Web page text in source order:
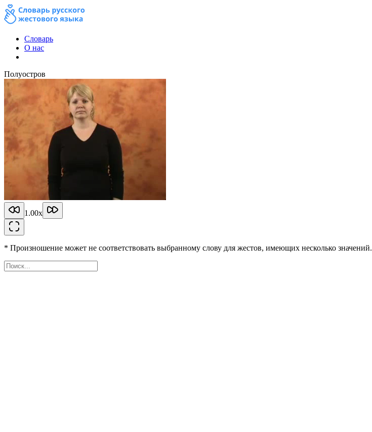
Словарь
О нас
Полуостров
1.00x
* Произношение может не соответствовать выбранному слову для жестов, имеющих несколько значений.